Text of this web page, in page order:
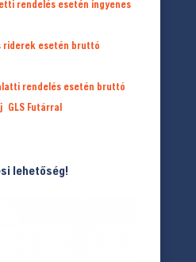
rendelés esetén ingyenes
riderek esetén bruttó
rendelés esetén bruttó
GLS Futárral
lehetőség!